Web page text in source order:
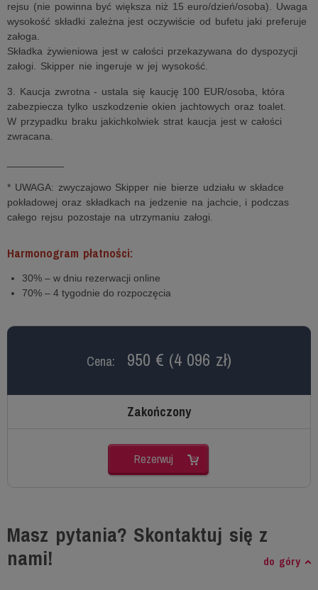
rejsu (nie powinna być większa niż 15 euro/dzień/osoba). Uwaga
wysokość składki zależna jest oczywiście od bufetu jaki preferuje
załoga.
Składka żywieniowa jest w całości przekazywana do dyspozycji
załogi. Skipper nie ingeruje w jej wysokość.
3. Kaucja zwrotna - ustala się kaucję 100 EUR/osoba, która
zabezpiecza tylko uszkodzenie okien jachtowych oraz toalet.
W przypadku braku jakichkolwiek strat kaucja jest w całości
zwracana.
* UWAGA: zwyczajowo Skipper nie bierze udziału w składce
pokładowej oraz składkach na jedzenie na jachcie, i podczas
całego rejsu pozostaje na utrzymaniu załogi.
Harmonogram płatności:
30% – w dniu rezerwacji online
70% – 4 tygodnie do rozpoczęcia
Cena: 950 € (4 096 zł)
Zakończony
Rezerwuj
Masz pytania? Skontaktuj się z
nami!
do góry